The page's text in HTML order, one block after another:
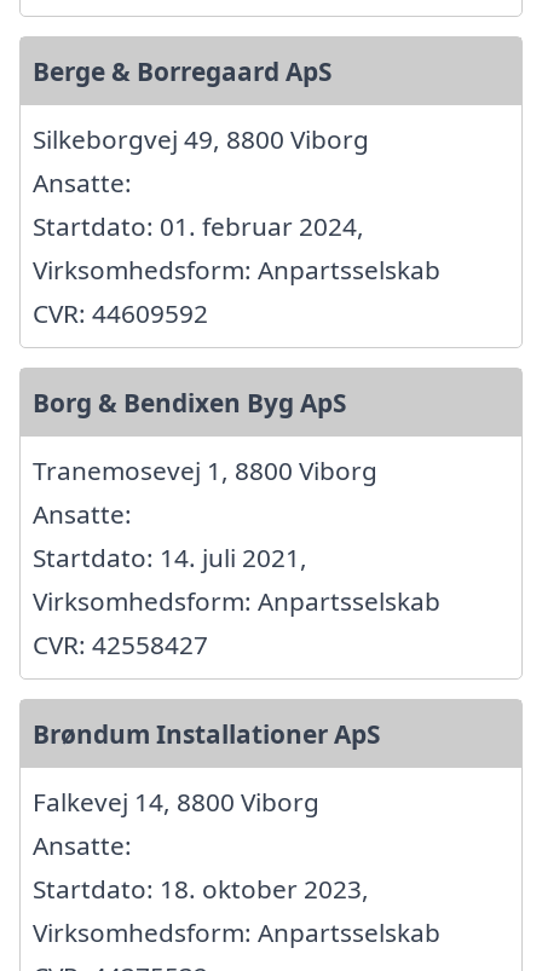
Berge & Borregaard ApS
Silkeborgvej 49, 8800 Viborg
Ansatte:
Startdato: 01. februar 2024,
Virksomhedsform: Anpartsselskab
CVR: 44609592
Borg & Bendixen Byg ApS
Tranemosevej 1, 8800 Viborg
Ansatte:
Startdato: 14. juli 2021,
Virksomhedsform: Anpartsselskab
CVR: 42558427
Brøndum Installationer ApS
Falkevej 14, 8800 Viborg
Ansatte:
Startdato: 18. oktober 2023,
Virksomhedsform: Anpartsselskab